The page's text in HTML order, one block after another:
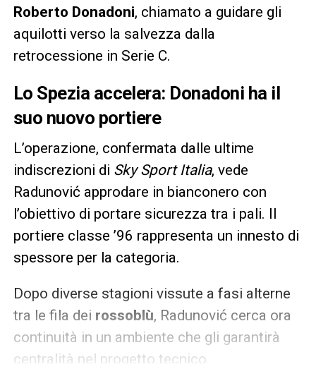
Roberto Donadoni, chiamato a guidare gli
aquilotti verso la salvezza dalla
retrocessione in Serie C.
Lo Spezia accelera: Donadoni ha il
suo nuovo portiere
L’operazione, confermata dalle ultime
indiscrezioni di Sky Sport Italia, vede
Radunović approdare in bianconero con
l’obiettivo di portare sicurezza tra i pali. Il
portiere classe ’96 rappresenta un innesto di
spessore per la categoria.
Dopo diverse stagioni vissute a fasi alterne
tra le fila dei rossoblù, Radunović cerca ora
continuità in un ambiente che gli garantirà
centralità nel progetto tecnico.